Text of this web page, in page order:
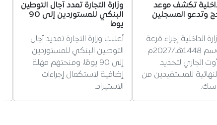
تكشف موعد
وتدعو المسجلين
الداخلية إجراء قرعة
الحج لموسم 1448هـ/2027م
15 أوت الجاري لتحديد
للمستفيدين من
وزارة التجارة تمدد آجال التوطين
البنكي للمستوردين إلى 90
يوما
أعلنت وزارة التجارة تمديد آجال
التوطين البنكي للمستوردين
إلى 90 يومًا، ومنحتهم مهلة
إضافية لاستكمال إجراءات
الاستيراد.